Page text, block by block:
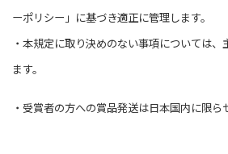
ーポリシー」に基づき適正に管理します。
・本規定に取り決めのない事項については
ます。
・受賞者の方への賞品発送は日本国内に限ら